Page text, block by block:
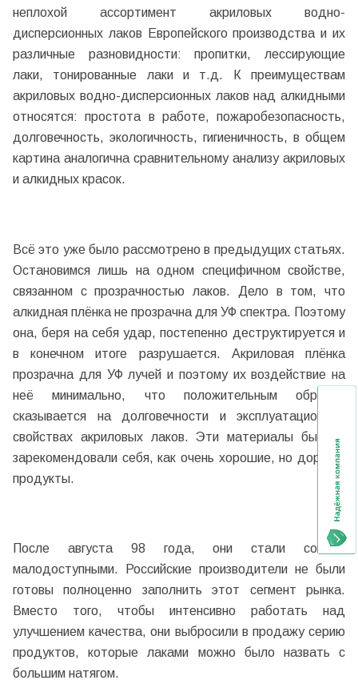
неплохой ассортимент акриловых водно-
дисперсионных лаков Европейского производства и их
различные разновидности: пропитки, лессирующие
лаки, тонированные лаки и т.д. К преимуществам
акриловых водно-дисперсионных лаков над алкидными
относятся: простота в работе, пожаробезопасность,
долговечность, экологичность, гигиеничность, в общем
картина аналогична сравнительному анализу акриловых
и алкидных красок.
Всё это уже было рассмотрено в предыдущих статьях.
Остановимся лишь на одном специфичном свойстве,
связанном с прозрачностью лаков. Дело в том, что
алкидная плёнка не прозрачна для УФ спектра. Поэтому
она, беря на себя удар, постепенно деструктируется и
в конечном итоге разрушается. Акриловая плёнка
прозрачна для УФ лучей и поэтому их воздействие на
неё минимально, что положительным образом
сказывается на долговечности и эксплуатационных
свойствах акриловых лаков. Эти материалы быстро
зарекомендовали себя, как очень хорошие, но дорогие
продукты.
После августа 98 года, они стали совсем
малодоступными. Российские производители не были
готовы полноценно заполнить этот сегмент рынка.
Вместо того, чтобы интенсивно работать над
улучшением качества, они выбросили в продажу серию
продуктов, которые лаками можно было назвать с
большим натягом.